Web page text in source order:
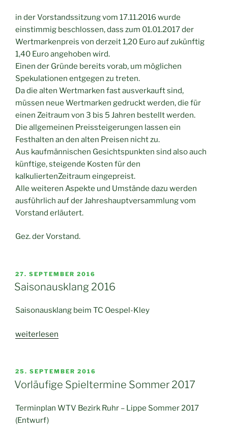
in der Vorstandssitzung vom 17.11.2016 wurde
einstimmig beschlossen, dass zum 01.01.2017 der
Wertmarkenpreis von derzeit 1,20 Euro auf zukünftig
1,40 Euro angehoben wird.
Einen der Gründe bereits vorab, um möglichen
Spekulationen entgegen zu treten.
Da die alten Wertmarken fast ausverkauft sind,
müssen neue Wertmarken gedruckt werden, die für
einen Zeitraum von 3 bis 5 Jahren bestellt werden.
Die allgemeinen Preissteigerungen lassen ein
Festhalten an den alten Preisen nicht zu.
Aus kaufmännischen Gesichtspunkten sind also auch
künftige, steigende Kosten für den
kalkuliertenZeitraum eingepreist.
Alle weiteren Aspekte und Umstände dazu werden
ausführlich auf der Jahreshauptversammlung vom
Vorstand erläutert.
Gez. der Vorstand.
VERÖFFENTLICHT
AM
27. SEPTEMBER 2016
Saisonausklang 2016
Saisonausklang beim TC Oespel-Kley
„Saisonausklang
weiterlesen
VERÖFFENTLICHT
AM
25. SEPTEMBER 2016
Vorläufige Spieltermine Sommer 2017
Terminplan WTV Bezirk Ruhr – Lippe Sommer 2017
(Entwurf)